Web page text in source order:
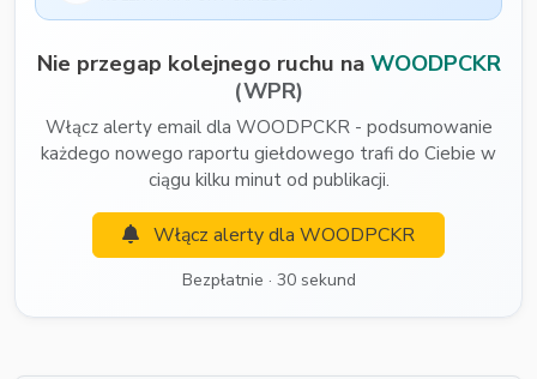
Nie przegap kolejnego ruchu na WOODPCKR
(WPR)
Włącz alerty email dla WOODPCKR - podsumowanie
każdego nowego raportu giełdowego trafi do Ciebie w
ciągu kilku minut od publikacji.
Włącz alerty dla WOODPCKR
Bezpłatnie · 30 sekund